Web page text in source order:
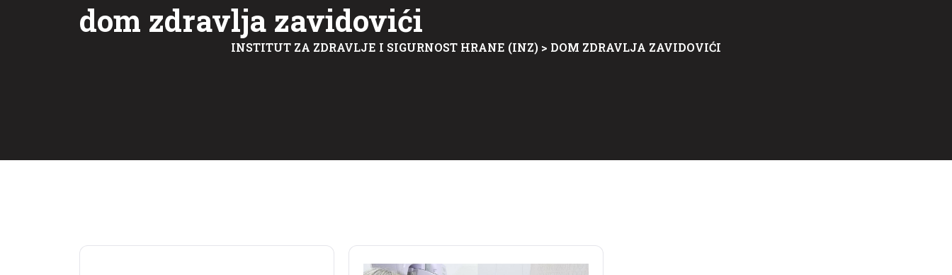
dom zdravlja zavidovići
INSTITUT ZA ZDRAVLJE I SIGURNOST HRANE (INZ) > DOM ZDRAVLJA ZAVIDOVIĆI